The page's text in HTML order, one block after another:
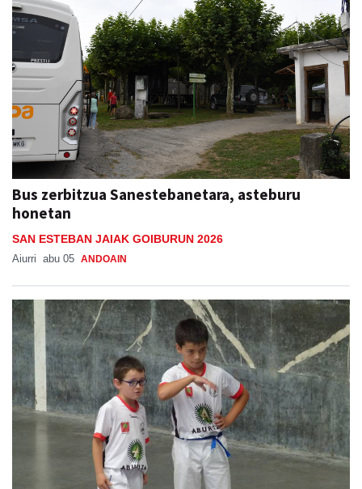
Bus zerbitzua Sanestebanetara, asteburu
honetan
SAN ESTEBAN JAIAK GOIBURUN 2026
Aiurri abu 05 ANDOAIN